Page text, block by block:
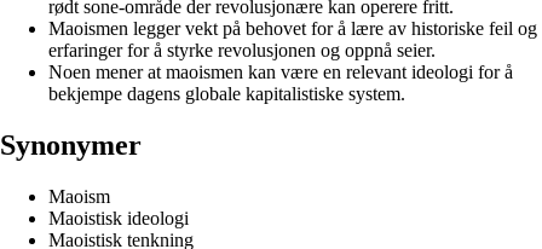
rødt sone-område der revolusjonære kan operere fritt.
Maoismen legger vekt på behovet for å lære av historiske feil og
erfaringer for å styrke revolusjonen og oppnå seier.
Noen mener at maoismen kan være en relevant ideologi for å
bekjempe dagens globale kapitalistiske system.
Synonymer
Maoism
Maoistisk ideologi
Maoistisk tenkning